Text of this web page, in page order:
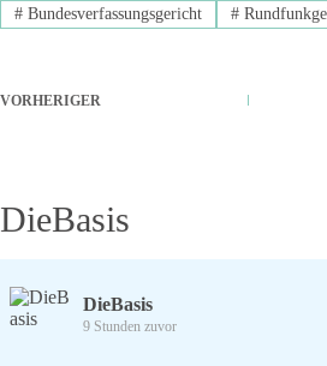
#Bundesverfassungsgericht #
VORHERIGER
DieBasis
DieBasis
9 Stunden zuvor